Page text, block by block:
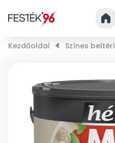
home
Kezdőoldal right_small Színes